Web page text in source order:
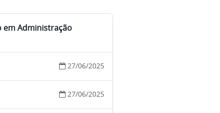
em Administração
27/06/2025
27/06/2025